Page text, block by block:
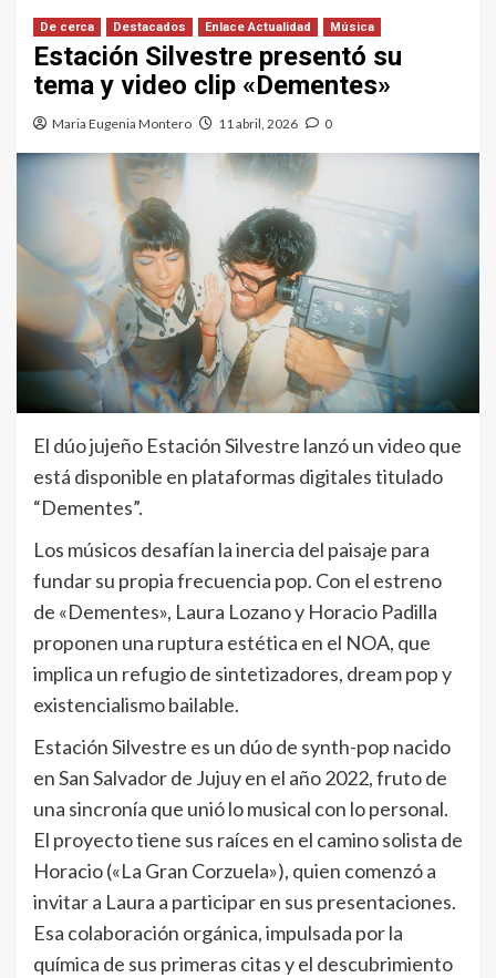
De cerca Destacados Enlace Actualidad Música
Estación Silvestre presentó su
tema y video clip «Dementes»
Maria Eugenia Montero 11 abril, 2026 0
El dúo jujeño Estación Silvestre lanzó un video que
está disponible en plataformas digitales titulado
“Dementes”.
Los músicos desafían la inercia del paisaje para
fundar su propia frecuencia pop. Con el estreno
de «Dementes», Laura Lozano y Horacio Padilla
proponen una ruptura estética en el NOA, que
implica un refugio de sintetizadores, dream pop y
existencialismo bailable.
Estación Silvestre es un dúo de synth-pop nacido
en San Salvador de Jujuy en el año 2022, fruto de
una sincronía que unió lo musical con lo personal.
El proyecto tiene sus raíces en el camino solista de
Horacio («La Gran Corzuela»), quien comenzó a
invitar a Laura a participar en sus presentaciones.
Esa colaboración orgánica, impulsada por la
química de sus primeras citas y el descubrimiento